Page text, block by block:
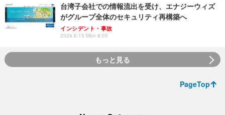
台湾子会社での情報流出を受け、エナジーウィズ
がグループ全体のセキュリティ再構築へ
インシデント・事故
2026.6.15 Mon 8:05
もっと見る
PageTop